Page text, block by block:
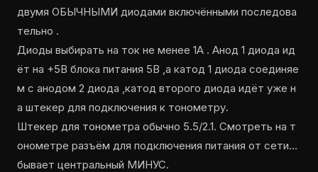
двумя ОБЫЧНЫМИ диодами включёнными последова
тельно .
Диоды выбирать на ток не менее 1А . Анод 1 диода ид
ёт на +5В блока питания 5В ,а катод 1 диода соединяе
м с анодом 2 диода ,катод второго диода идёт уже н
а штекер для подключения к тонометру.
Штекер для тонометра обычно 5.5/2.1. Смотреть на т
онометре разъём для подключения питания от сети…
бывает центральный МИНУС.